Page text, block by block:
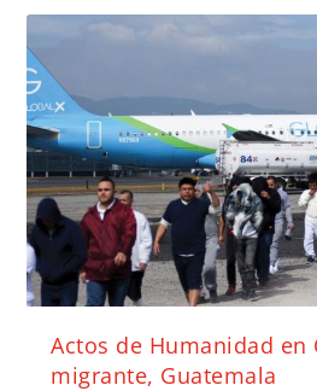
Actos de Humanidad en
migrante, Guatemala